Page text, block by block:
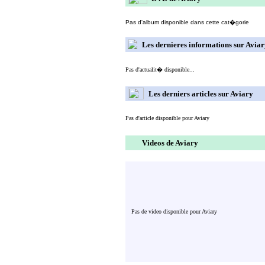
Pas d'album disponible dans cette cat�gorie
Les dernieres informations sur
Pas d'actualit� disponible...
Les derniers articles sur Aviary
Pas d'article disponible pour Aviary
Videos de Aviary
Pas de video disponible pour Aviary